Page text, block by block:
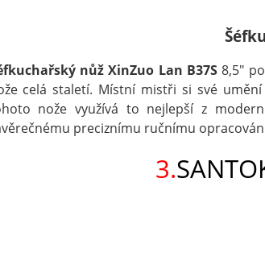
nůž XinZuo Lan B37S8,5"
celá staletí. Místní mistři si své
nože využívá to nejlepší z
preciznímu ručnímu
3.